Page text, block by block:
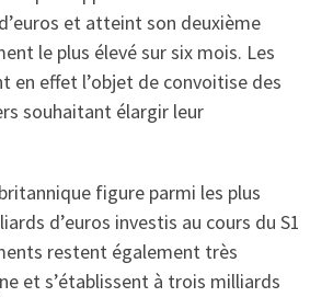
et atteint son deuxième
le plus élevé sur six mois. Les
effet l’objet de convoitise des
souhaitant élargir leur
figure parmi les plus
d’euros investis au cours du S1
restent également très
et s’établissent à trois milliards